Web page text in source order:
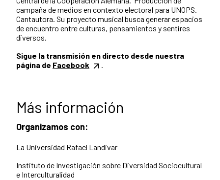
campaña de medios en contexto electoral para UNOPS.
Cantautora. Su proyecto musical busca generar espacios
de encuentro entre culturas, pensamientos y sentires
diversos.
Sigue la transmisión en directo desde nuestra
página de Facebook .
Más información
Organizamos con:
La Universidad Rafael Landivar
Instituto de Investigación sobre Diversidad Sociocultural
e Interculturalidad